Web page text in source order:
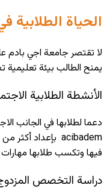
الحياة
لا تقتصر جامعة اجي بادم
يمنح الطالب بيئة تعليمية
الأنشطة الطلابية
دعما لطلابها في الجانب
فيها وتكسب طلابها
دراسة التخصص